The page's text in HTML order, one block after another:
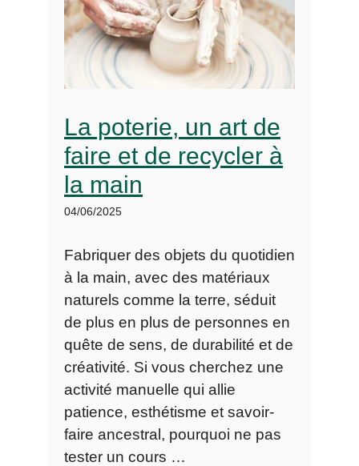
La poterie, un art de
faire et de recycler à
la main
04/06/2025
Fabriquer des objets du quotidien
à la main, avec des matériaux
naturels comme la terre, séduit
de plus en plus de personnes en
quête de sens, de durabilité et de
créativité. Si vous cherchez une
activité manuelle qui allie
patience, esthétisme et savoir-
faire ancestral, pourquoi ne pas
tester un cours …